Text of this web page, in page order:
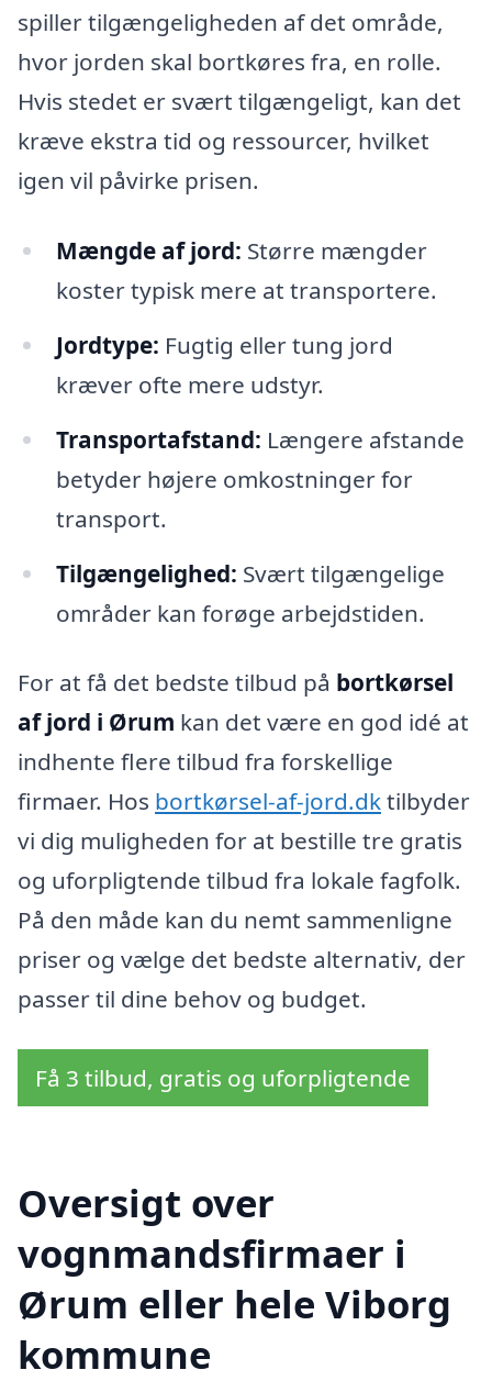
spiller tilgængeligheden af det område,
hvor jorden skal bortkøres fra, en rolle.
Hvis stedet er svært tilgængeligt, kan det
kræve ekstra tid og ressourcer, hvilket
igen vil påvirke prisen.
Mængde af jord: Større mængder
koster typisk mere at transportere.
Jordtype: Fugtig eller tung jord
kræver ofte mere udstyr.
Transportafstand: Længere afstande
betyder højere omkostninger for
transport.
Tilgængelighed: Svært tilgængelige
områder kan forøge arbejdstiden.
For at få det bedste tilbud på bortkørsel
af jord i Ørum kan det være en god idé at
indhente flere tilbud fra forskellige
firmaer. Hos bortkørsel-af-jord.dktilbyder
vi dig muligheden for at bestille tre gratis
og uforpligtende tilbud fra lokale fagfolk.
På den måde kan du nemt sammenligne
priser og vælge det bedste alternativ, der
passer til dine behov og budget.
Få 3 tilbud, gratis og uforpligtende
Oversigt over
vognmandsfirmaer i
Ørum eller hele Viborg
kommune